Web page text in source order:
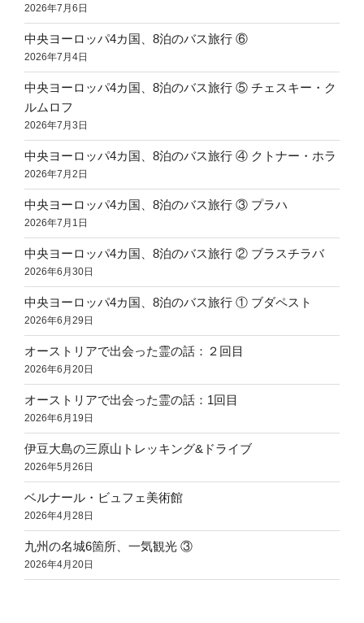
2026年7月6日
中央ヨーロッパ4カ国、8泊のバス旅行 ⑥
2026年7月4日
中央ヨーロッパ4カ国、8泊のバス旅行 ⑤ チェスキー・ク
ルムロフ
2026年7月3日
中央ヨーロッパ4カ国、8泊のバス旅行 ④ クトナー・ホラ
2026年7月2日
中央ヨーロッパ4カ国、8泊のバス旅行 ③ プラハ
2026年7月1日
中央ヨーロッパ4カ国、8泊のバス旅行 ② ブラスチラバ
2026年6月30日
中央ヨーロッパ4カ国、8泊のバス旅行 ① ブダペスト
2026年6月29日
オーストリアで出会った霊の話：２回目
2026年6月20日
オーストリアで出会った霊の話：1回目
2026年6月19日
伊豆大島の三原山トレッキング&ドライブ
2026年5月26日
ベルナール・ビュフェ美術館
2026年4月28日
九州の名城6箇所、一気観光 ③
2026年4月20日